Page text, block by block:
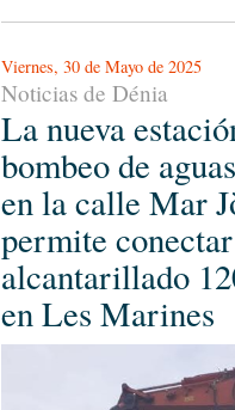
Viernes, 30 de Mayo de 2025
Noticias de Dénia
La nueva
bombeo de
en la calle Mar
permite
alcantarillado
en Les Marines